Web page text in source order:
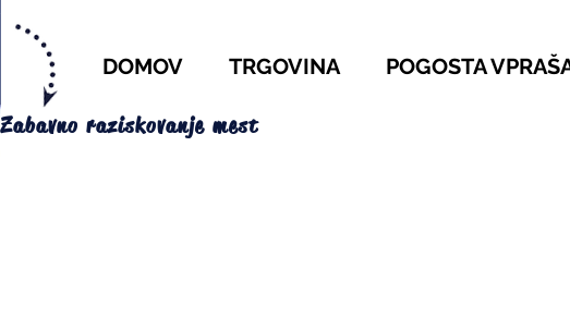
DOMOV TRGOVINA POGOSTA
Zabavno raziskovanje mest